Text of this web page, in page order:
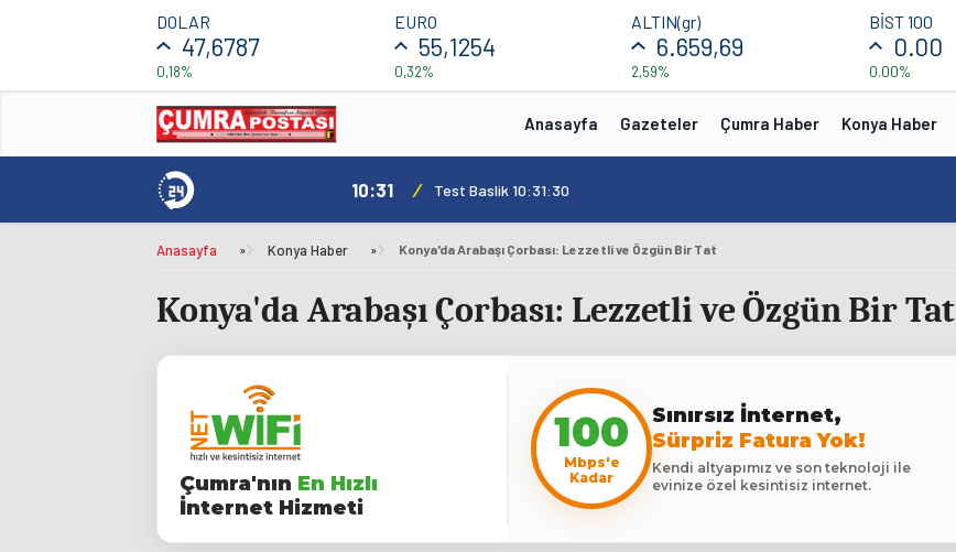
DOLAR
47,6787
0,18%
EURO
55,1254
0,32%
ALTIN(gr)
6.659,69
2,59%
BİST 100
0.00
0.00%
Anasayfa Gazeteler Çumra Haber Konya Haber
10:31 / Test Baslik 10:31:30
Anasayfa » Konya Haber » Konya'da Arabaşı Çorbası: Lezzetli ve Özgün Bir Tat
Konya'da Arabaşı Çorbası: Lezzetli ve Özgün Bir Tat
Çumra'nın En Hızlı
İnternet Hizmeti
100
Mbps'e
Kadar
Sınırsız İnternet,
Sürpriz Fatura Yok!
Kendi altyapımız ve son teknoloji ile
evinize özel kesintisiz internet.